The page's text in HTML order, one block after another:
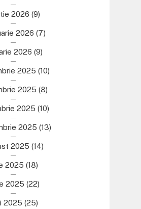
2026 (9)
2026 (7)
2026 (9)
2025 (10)
2025 (8)
2025 (10)
2025 (13)
2025 (14)
2025 (18)
2025 (22)
2025 (25)